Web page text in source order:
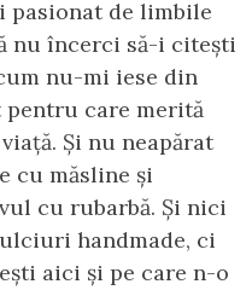
pasionat de limbile
nu încerci să-i citești
nu-mi iese din
care merită
Și nu neapărat
cu măsline și
cu rubarbă. Și nici
handmade, ci
aici și pe care n-o